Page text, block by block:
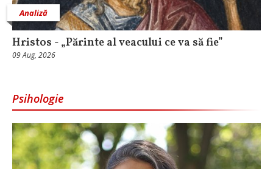
Analiză
Hristos - „Părinte al veacului ce va să fie”
09 Aug, 2026
Psihologie